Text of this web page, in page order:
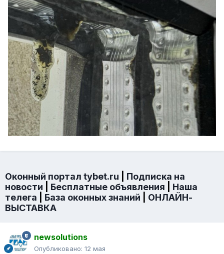
Оконный портал tybet.ru
Подписка на
новости
Бесплатные объявления
Наша
телега
База оконных знаний
ОНЛАЙН-
ВЫСТАВКА
newsolutions
Опубликовано: 12 мая